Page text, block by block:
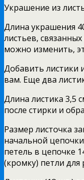
Украшение из
Длина украшения
листьев,
можно изменить,
Добавить листики
вам. Еще два
Длина листика 3,5
после стирки и
Размер листочка
начальной
петель в цепочке
(кромку) петли для